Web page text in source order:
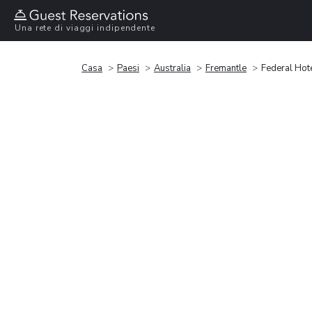
Una rete di viaggi indipendente
Casa Paesi Australia Fremantle Federal